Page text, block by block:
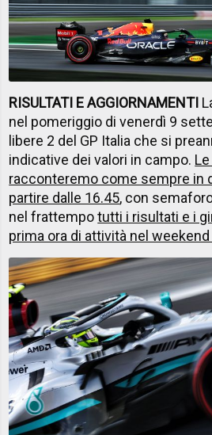
RISULTATI E AGGIORNAMENTI
nel pomeriggio di venerdì 9
libere 2 del GP Italia che si
indicative dei valori in campo.
racconteremo come sempre in
partire dalle 16.45, con
nel frattempotutti i risultati e i
prima ora di attività nel